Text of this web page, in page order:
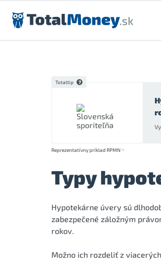
Preskočiť na obsah
Totaltip
Reprezentatívny príklad RPMN
Typy
Hypotekárne úvery sú
zabezpečené záložným
rokov.
Možno ich rozdeliť z